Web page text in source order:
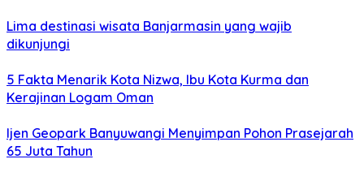
Lima destinasi wisata Banjarmasin yang wajib
dikunjungi
5 Fakta Menarik Kota Nizwa, Ibu Kota Kurma dan
Kerajinan Logam Oman
Ijen Geopark Banyuwangi Menyimpan Pohon Prasejarah
65 Juta Tahun